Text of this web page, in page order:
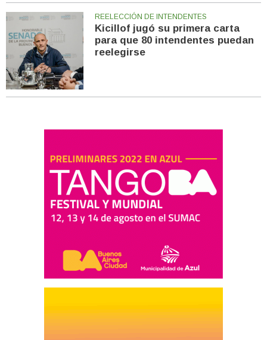
REELECCIÓN DE INTENDENTES
Kicillof jugó su primera carta
para que 80 intendentes puedan
reelegirse